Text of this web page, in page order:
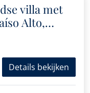
villa met
Alto,
Details bekijken